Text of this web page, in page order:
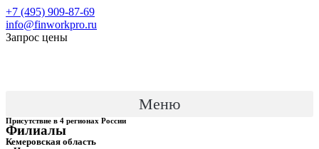
+7 (495) 909-87-69
info@finworkpro.ru
Запрос цены
Меню
Присутствие в 4 регионах России
Филиалы
Кемеровская область